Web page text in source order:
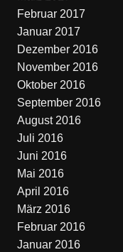
Februar 2017
Januar 2017
Dezember 2016
November 2016
Oktober 2016
September 2016
August 2016
Juli 2016
Juni 2016
Mai 2016
April 2016
März 2016
Februar 2016
Januar 2016